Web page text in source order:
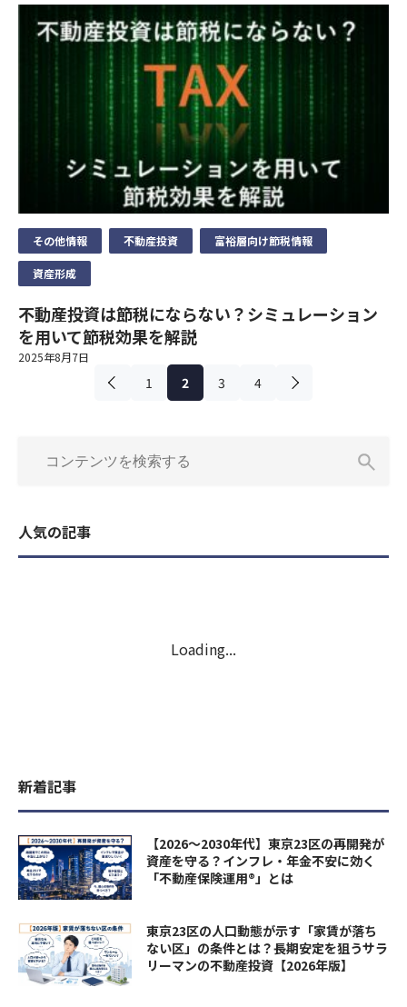
その他情報 不動産投資 富裕層向け節税情報
資産形成
不動産投資は節税にならない？シミュレーション
を用いて節税効果を解説
2025年8月7日
1 2 3 4
人気の記事
新着記事
【2026〜2030年代】東京23区の再開発が
資産を守る？インフレ・年金不安に効く
「不動産保険運用®」とは
東京23区の人口動態が示す「家賃が落ち
ない区」の条件とは？長期安定を狙うサラ
リーマンの不動産投資【2026年版】
お問い合わせ先
(代理店) セットライフエージェンシー株式会社
(所在地) 東京都千代田区飯田橋1-3-7 JC九段下ビル8Ｆ
(電話番号) 03-5357-1971
(受付時間) 10時〜 20時
9）見直し・改善
当社の個人情報の取扱いおよび安全管理に係る適切な措置につい
ては、適宜見直し、改善いたします。
10）個人情報保護法に基づく保有個人データ開示、訂正等また
は利用停止など
個人情報保護法に基づく保有個人データに関する開示、訂正等ま
たは利用停止などに関する請求については、データ保有者である
保険会社に対してお取次ぎいたします。
11）お問い合わせ・ご相談・苦情へのご対応
当社は個人情報の取扱いに関する苦情・ご相談に迅速にご対応い
たします。
に関する照会については下記お問い合わせ窓口のほか、保険証券
記載の保険会社の事故相談窓口にもお問い合わせいただくことが
できます。
なお、ご照会者がご本人であることをご確認させていただいたう
2023年4月
(代理店) セットライフエージェンシー株式会社
なお、ご照会者がご本人であることをご確認させていただいたう
えで、ご対応させていただきます。
制定日
2023年4月
お問い合わせ先
(代理店) セットライフエージェンシー株式会社
(所在地) 東京都千代田区飯田橋1-3-7 JC九段下ビル8Ｆ
(電話番号) 03-5357-1971
(受付時間) 10時〜 20時